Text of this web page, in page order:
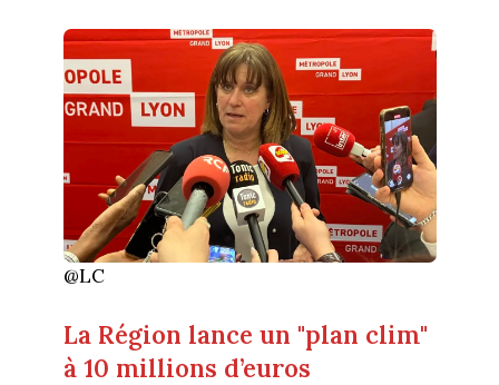
@LC
La Région lance un "plan clim"
à 10 millions d’euros